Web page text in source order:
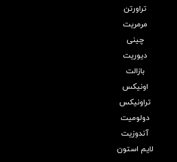
تراورتن
مرمریت
چینی
دیوریت
بازالت
اونیکس
تراونیکس
دولومیت
آندوزیت
لایم استون